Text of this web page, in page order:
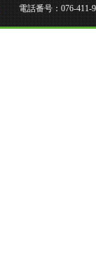
電話番号：076-